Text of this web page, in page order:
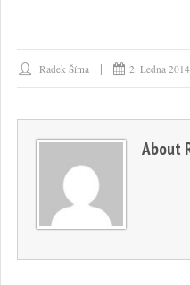
Radek Šíma 2. Ledna 2014
About